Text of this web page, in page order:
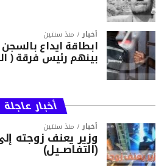
أخبار منذ سنتين
بينهم رئيس فرقة (
أخبار عاجلة
أخبار منذ سنتين
وزير يعنف زوجته
(التفاصــيل)